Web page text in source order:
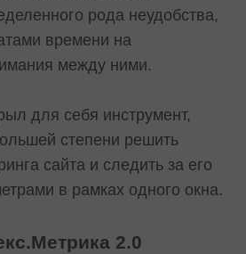
рода неудобства,
времени на
между ними.
для себя инструмент,
степени решить
сайта и следить за его
в рамках одного окна.
2.0